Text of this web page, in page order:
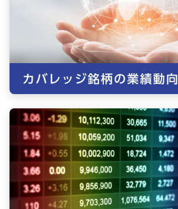
カバレッジ銘柄の業績動向